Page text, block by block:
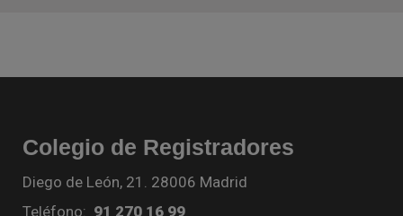
Colegio de Registradores
Diego de León, 21. 28006 Madrid
Teléfono: 91 270 16 99